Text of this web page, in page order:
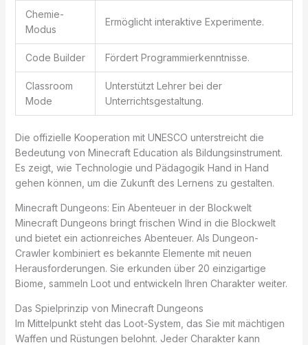
Chemie-
Modus
Ermöglicht interaktive Experimente.
Code Builder Fördert Programmierkenntnisse.
Classroom
Mode
Unterstützt Lehrer bei der
Unterrichtsgestaltung.
Die offizielle Kooperation mit UNESCO unterstreicht die
Bedeutung von Minecraft Education als Bildungsinstrument.
Es zeigt, wie Technologie und Pädagogik Hand in Hand
gehen können, um die Zukunft des Lernens zu gestalten.
Minecraft Dungeons: Ein Abenteuer in der Blockwelt
Minecraft Dungeons bringt frischen Wind in die Blockwelt
und bietet ein actionreiches Abenteuer. Als Dungeon-
Crawler kombiniert es bekannte Elemente mit neuen
Herausforderungen. Sie erkunden über 20 einzigartige
Biome, sammeln Loot und entwickeln Ihren Charakter weiter.
Das Spielprinzip von Minecraft Dungeons
Im Mittelpunkt steht das Loot-System, das Sie mit mächtigen
Waffen und Rüstungen belohnt. Jeder Charakter kann